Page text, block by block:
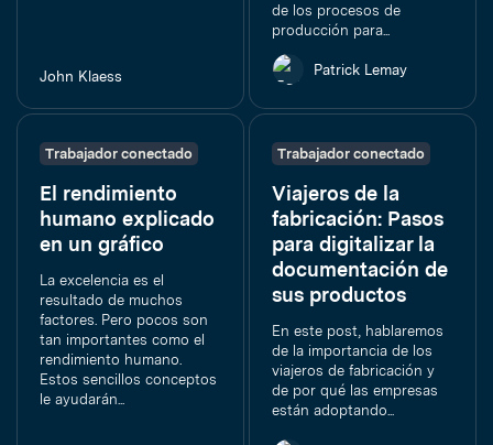
John Klaess
de los procesos de
producción para...
Patrick Lemay
Trabajador conectado
El rendimiento
humano explicado
en un gráfico
La excelencia es el
resultado de muchos
factores. Pero pocos son
tan importantes como el
rendimiento humano.
Estos sencillos conceptos
le ayudarán...
Trabajador conectado
Viajeros de la
fabricación: Pasos
para digitalizar la
documentación de
sus productos
En este post, hablaremos
de la importancia de los
viajeros de fabricación y
de por qué las empresas
están adoptando...